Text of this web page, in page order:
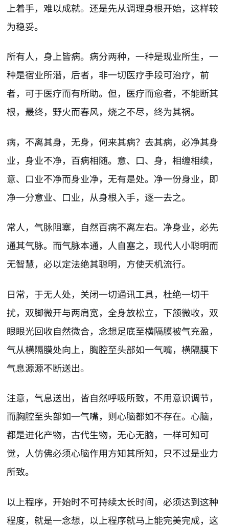
上着手，难以成就。还是先从调理身根开始，这样较
为稳妥。
所有人，身上皆病。病分两种，一种是现业所生，一
种是宿业所潜，后者，非一切医疗手段可治疗，前
者，可于医疗而有所助。但，医疗而愈者，不能断其
根，最终，野火而春风，烧之不尽，终为其祸。
病，不离其身，无身，何来其病？去其病，必净其身
业，身业不净，百病相随。意、口、身，相缠相续，
意、口业不净而身业净，无有是处。净一份身业，即
净一分意业、口业，从身根入手，逐一去之。
常人，气脉阻塞，自然百病不离左右。净身业，必先
通其气脉。而气脉本通，人自塞之，现代人小聪明而
无智慧，必以定法绝其聪明，方使天机流行。
日常，于无人处，关闭一切通讯工具，杜绝一切干
扰，双脚微开与两肩宽，全身放松立，下颔微收，双
眼眼光回收自然微合，念想足底至横隔膜被气充盈，
气从横隔膜处向上，胸腔至头部如一气嘴，横隔膜下
气息源源不断送出。
注意，气息送出，皆自然呼吸所致，不用意识调节，
而胸腔至头部如一气嘴，则心脑都如不存在。心脑，
都是进化产物，古代生物，无心无脑，一样可知可
觉，人仿佛必须心脑作用方知其所知，只不过是业力
所致。
以上程序，开始时不可持续太长时间，必须达到这种
程度，就是一念想，以上程序就马上能完美完成，这